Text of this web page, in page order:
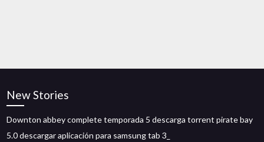
New Stories
Downton abbey complete temporada 5 descarga torrent pirate bay
5.0 descargar aplicación para samsung tab 3_